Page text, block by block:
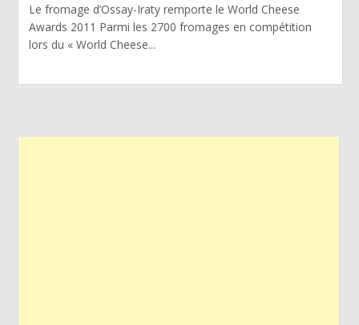
Le fromage d’Ossay-Iraty remporte le World Cheese
Awards 2011 Parmi les 2700 fromages en compétition
lors du « World Cheese...